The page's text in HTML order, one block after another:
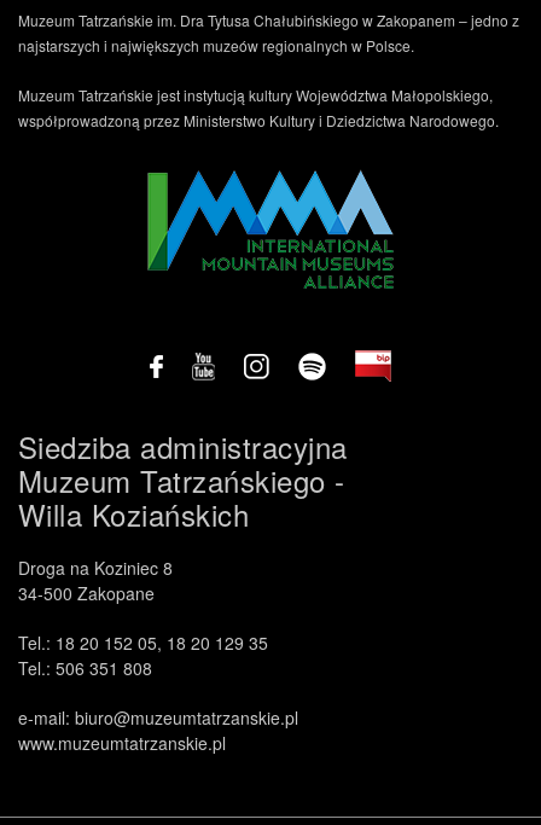
Muzeum Tatrzańskie im. Dra Tytusa Chałubińskiego w Zakopanem – jedno z
najstarszych i największych muzeów regionalnych w Polsce.
Muzeum Tatrzańskie jest instytucją kultury Województwa Małopolskiego,
współprowadzoną przez Ministerstwo Kultury i Dziedzictwa Narodowego.
Siedziba administracyjna
Muzeum Tatrzańskiego -
Willa Koziańskich
Droga na Koziniec 8
34-500 Zakopane
Tel.: 18 20 152 05, 18 20 129 35
Tel.: 506 351 808
e-mail: biuro@muzeumtatrzanskie.pl
www.muzeumtatrzanskie.pl